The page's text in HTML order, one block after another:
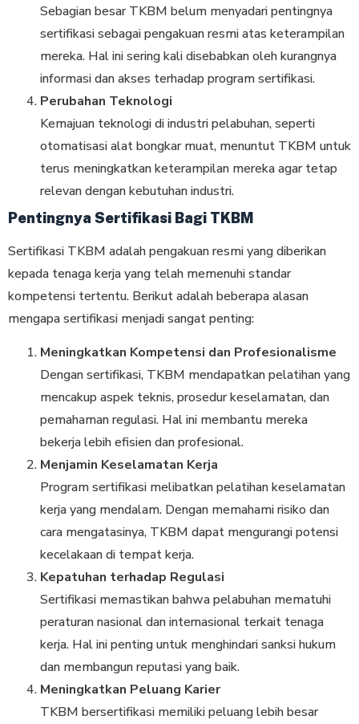
Sebagian besar TKBM belum menyadari pentingnya
sertifikasi sebagai pengakuan resmi atas keterampilan
mereka. Hal ini sering kali disebabkan oleh kurangnya
informasi dan akses terhadap program sertifikasi.
Perubahan Teknologi
Kemajuan teknologi di industri pelabuhan, seperti
otomatisasi alat bongkar muat, menuntut TKBM untuk
terus meningkatkan keterampilan mereka agar tetap
relevan dengan kebutuhan industri.
Pentingnya Sertifikasi Bagi TKBM
Sertifikasi TKBM adalah pengakuan resmi yang diberikan
kepada tenaga kerja yang telah memenuhi standar
kompetensi tertentu. Berikut adalah beberapa alasan
mengapa sertifikasi menjadi sangat penting:
Meningkatkan Kompetensi dan Profesionalisme
Dengan sertifikasi, TKBM mendapatkan pelatihan yang
mencakup aspek teknis, prosedur keselamatan, dan
pemahaman regulasi. Hal ini membantu mereka
bekerja lebih efisien dan profesional.
Menjamin Keselamatan Kerja
Program sertifikasi melibatkan pelatihan keselamatan
kerja yang mendalam. Dengan memahami risiko dan
cara mengatasinya, TKBM dapat mengurangi potensi
kecelakaan di tempat kerja.
Kepatuhan terhadap Regulasi
Sertifikasi memastikan bahwa pelabuhan mematuhi
peraturan nasional dan internasional terkait tenaga
kerja. Hal ini penting untuk menghindari sanksi hukum
dan membangun reputasi yang baik.
Meningkatkan Peluang Karier
TKBM bersertifikasi memiliki peluang lebih besar